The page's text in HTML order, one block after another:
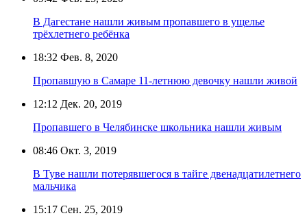
В Дагестане нашли живым пропавшего в ущелье
трёхлетнего ребёнка
18:32 Фев. 8, 2020
Пропавшую в Самаре 11-летнюю девочку нашли живой
12:12 Дек. 20, 2019
Пропавшего в Челябинске школьника нашли живым
08:46 Окт. 3, 2019
В Туве нашли потерявшегося в тайге двенадцатилетнего
мальчика
15:17 Сен. 25, 2019